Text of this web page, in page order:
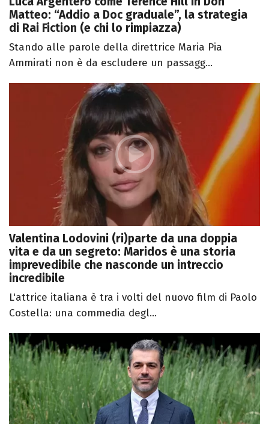
Matteo: “Addio a Doc graduale”, la strategia
di Rai Fiction (e chi lo rimpiazza)
Stando alle parole della direttrice Maria Pia
Ammirati non è da escludere un passagg...
Valentina Lodovini (ri)parte da una doppia
vita e da un segreto: Maridos è una storia
imprevedibile che nasconde un intreccio
incredibile
L'attrice italiana è tra i volti del nuovo film di Paolo
Costella: una commedia degl...